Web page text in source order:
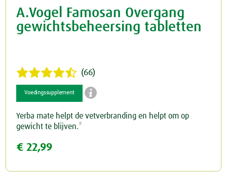
A.Vogel Famosan Overgang
gewichtsbeheersing tabletten
(66)
Voedingssupplement 
Yerba mate helpt de vetverbranding en helpt om op
gewicht te blijven.*
€ 22,99